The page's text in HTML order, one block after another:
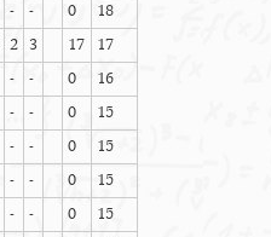
- - 0
18
2 3 17
17
- - 0
16
- - 0
15
- - 0
15
- - 0
15
- - 0
15